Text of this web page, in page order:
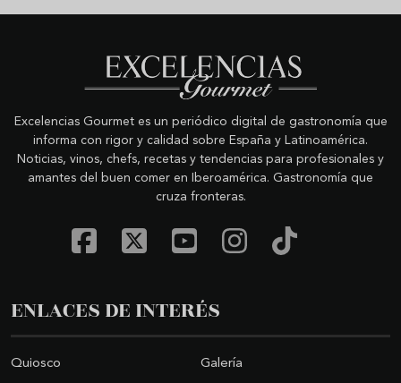
Excelencias Gourmet es un periódico digital de gastronomía que
informa con rigor y calidad sobre España y Latinoamérica.
Noticias, vinos, chefs, recetas y tendencias para profesionales y
amantes del buen comer en Iberoamérica. Gastronomía que
cruza fronteras.
ENLACES DE INTERÉS
Quiosco Galería